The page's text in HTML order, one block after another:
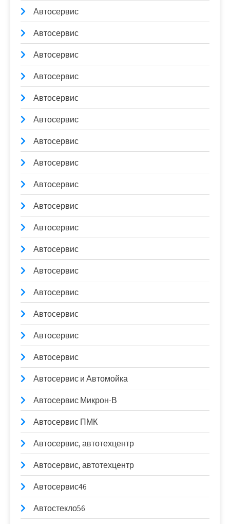
Автосервис
Автосервис
Автосервис
Автосервис
Автосервис
Автосервис
Автосервис
Автосервис
Автосервис
Автосервис
Автосервис
Автосервис
Автосервис
Автосервис
Автосервис
Автосервис
Автосервис
Автосервис и Автомойка
Автосервис Микрон-В
Автосервис ПМК
Автосервис, автотехцентр
Автосервис, автотехцентр
Автосервис46
Автостекло56